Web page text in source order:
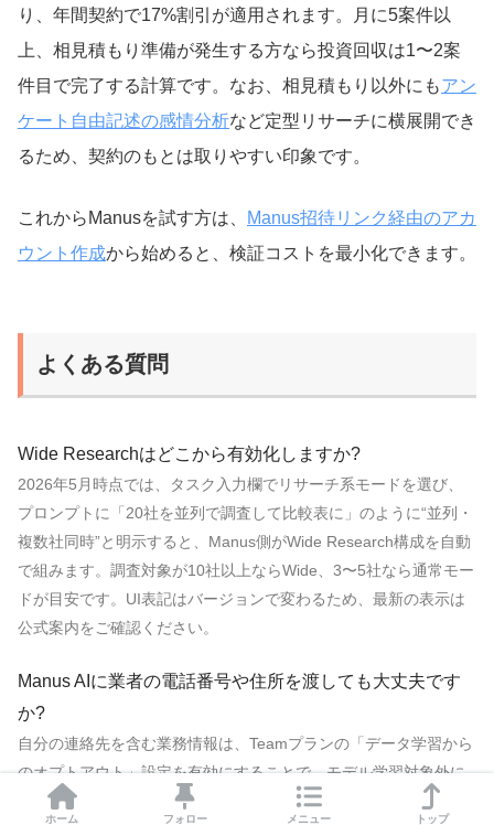
り、年間契約で17%割引が適用されます。月に5案件以
上、相見積もり準備が発生する方なら投資回収は1〜2案
件目で完了する計算です。なお、相見積もり以外にもアン
ケート自由記述の感情分析など定型リサーチに横展開でき
るため、契約のもとは取りやすい印象です。
これからManusを試す方は、
Manus招待リンク経由のアカ
ウント作成から始めると、検証コストを最小化できます。
よくある質問
Wide Researchはどこから有効化しますか?
2026年5月時点では、タスク入力欄でリサーチ系モードを選び、
プロンプトに「20社を並列で調査して比較表に」のように“並列・
複数社同時”と明示すると、Manus側がWide Research構成を自動
で組みます。調査対象が10社以上ならWide、3〜5社なら通常モー
ドが目安です。UI表記はバージョンで変わるため、最新の表示は
公式案内をご確認ください。
Manus AIに業者の電話番号や住所を渡しても大丈夫です
か?
自分の連絡先を含む業務情報は、Teamプランの「データ学習から
のオプトアウト」設定を有効にすることで、モデル学習対象外に
できます。個人利用の場合は最低限の情報だけ渡し、機微情報は
最終チェック時に自分で差し込む運用が安全です。
ホーム フォロー メニュー トップ